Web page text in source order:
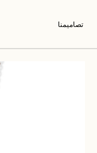
تصاميمنا